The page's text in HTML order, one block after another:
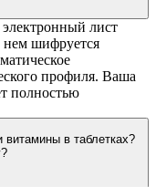
лист
нем шифруется
профиля. Ваша
полностью
в таблетках?